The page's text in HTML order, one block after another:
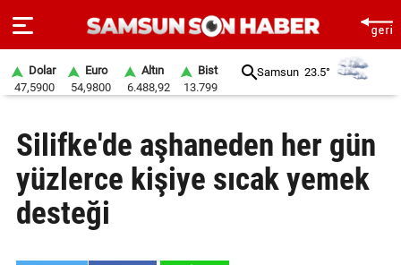
SAYFA
SAMSUN
HABER
Dolar
47,5900
Euro
54,9800
Altın
6.488,92
Bist
13.799
Samsun 23.5°
Silifke'de aşhaneden her gün
yüzlerce kişiye sıcak yemek
desteği